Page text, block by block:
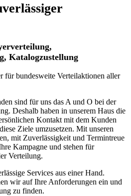
Katalogzustellung
für bundesweite Verteilaktionen aller
sind für uns das A und O bei der
Deshalb haben in unserem Haus die
Kontakt mit dem Kunden
Ziele umzusetzen. Mit unseren
mit Zuverlässigkeit und Termintreue
Kampagne und stehen für
Verteilung.
Services aus einer Hand.
wir auf Ihre Anforderungen ein und
zu finden.